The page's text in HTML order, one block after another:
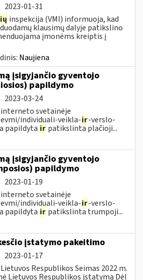
2023-01-31
inspekcija (VMI) informuoja, kad
klausimų dalyje patikslino
įmonėms kreiptis į
Naujiena
įsigyjančio gyventojo
papildymo
2023-03-24
svetainėje
individuali-veikla-ir-verslo-
papildyta ir patikslinta plačioji...
įsigyjančio gyventojo
papildymo
2023-01-19
svetainėje
individuali-veikla-ir-verslo-
papildyta ir patikslinta trumpoji...
įstatymo pakeitimo
2023-01-17
Respublikos Seimas 2022 m.
Lietuvos Respublikos įstatymą Dėl